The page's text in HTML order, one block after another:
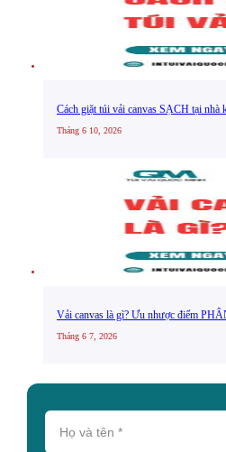
Cách giặt túi vải canvas SẠCH tại nhà
Tháng 6 10, 2026
Vải canvas là gì? Ưu nhược điểm
Tháng 6 7, 2026